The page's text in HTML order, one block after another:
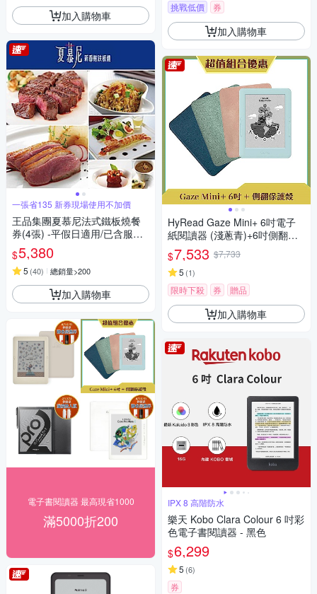
加入購物車
一張省135 新券現場使用不加價
王品集團夏慕尼法式鐵板燒餐
券(4張) -平假日適用/已含服務
費(新券)
$5,380
5 (40) 總銷量>200
加入購物車
電子書閱讀器 最高現省1000
滿5000折200
挑戰低價
券
加入購物車
HyRead Gaze Mini+ 6吋電子
紙閱讀器 (淺蔥青)+6吋側翻保
護殼
$7,533 $7,733
5 (1)
限時下殺 券 贈品
加入購物車
IPX 8 高階防水
樂天 Kobo Clara Colour 6 吋彩
色電子書閱讀器 - 黑色
$6,299
5 (6)
券